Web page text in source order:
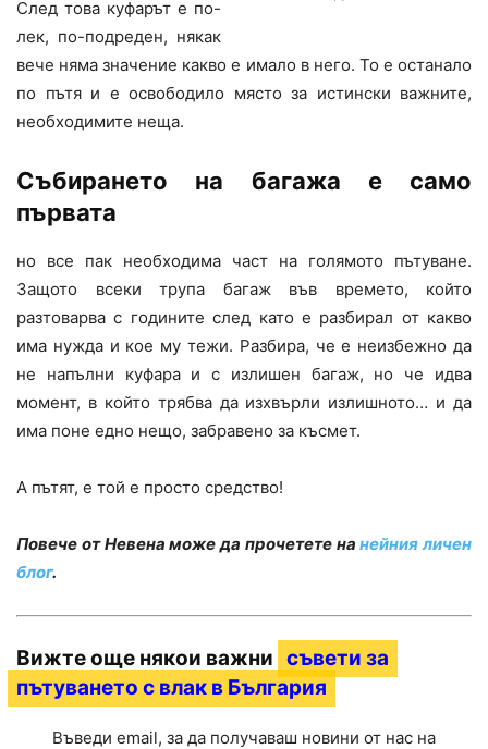
След това куфарът е по-
лек, по-подреден, някак
вече няма значение какво е имало в него. То е останало
по пътя и е освободило място за истински важните,
необходимите неща.
Събирането на багажа е само
първата
но все пак необходима част на голямото пътуване.
Защото всеки трупа багаж във времето, който
разтоварва с годините след като е разбирал от какво
има нужда и кое му тежи. Разбира, че е неизбежно да
не напълни куфара и с излишен багаж, но че идва
момент, в който трябва да изхвърли излишното… и да
има поне едно нещо, забравено за късмет.
А пътят, е той е просто средство!
Повече от Невена може да прочетете нанейния личен
блог.
Вижте още някои важни съвети за
пътуването с влак в България
Въведи email, за да получаваш новини от нас на